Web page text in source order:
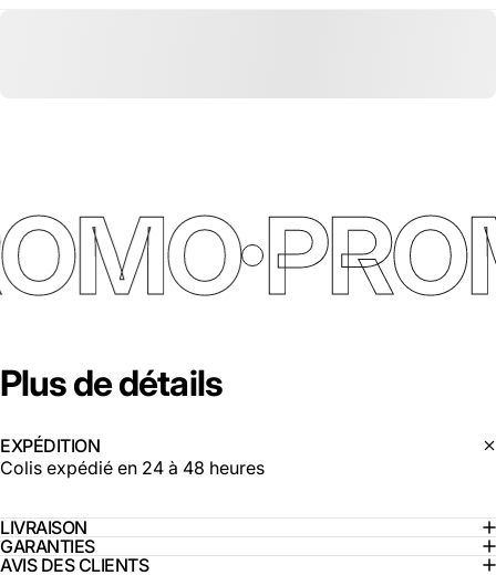
Plusdedétails
EXPÉDITION
Colis expédié en 24 à 48 heures
LIVRAISON
GARANTIES
AVIS DES CLIENTS